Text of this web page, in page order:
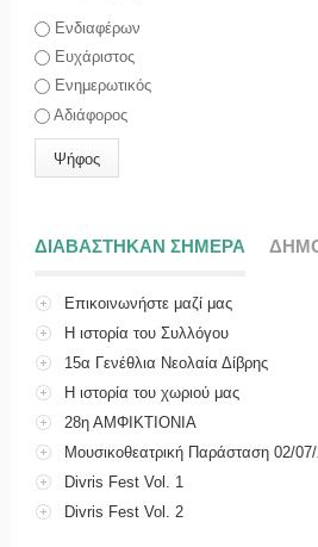
Επιλογές
Ενδιαφέρων
Ευχάριστος
Ενημερωτικός
Αδιάφορος
ΔΙΑΒΑΣΤΗΚΑΝ ΣΗΜΕΡΑ
Επικοινωνήστε μαζί μας
Η ιστορία του Συλλόγου
15α Γενέθλια Νεολαία Δίβρης
Η ιστορία του χωριού μας
28η ΑΜΦΙΚΤΙΟΝΙΑ
Μουσικοθεατρική Παράσταση 02/
Divris Fest Vol. 1
Divris Fest Vol. 2